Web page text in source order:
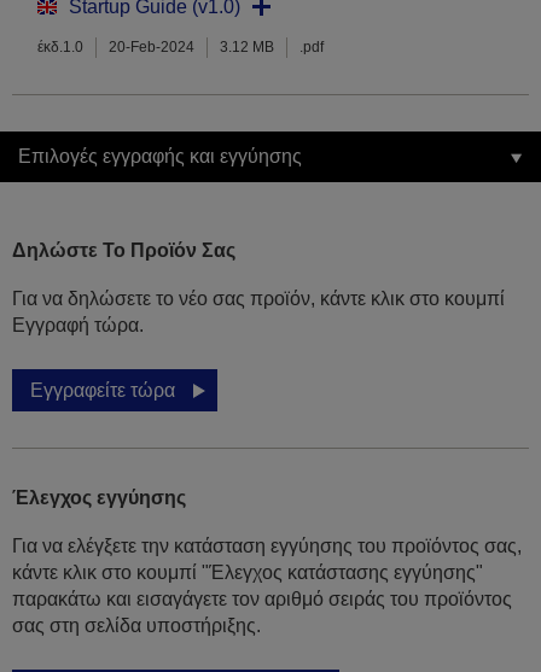
Startup Guide (v1.0)
έκδ.1.0 20-Feb-2024 3.12 MB .pdf
Επιλογές εγγραφής και εγγύησης
Δηλώστε Το Προϊόν Σας
Για να δηλώσετε το νέο σας προϊόν, κάντε κλικ στο κουμπί
Εγγραφή τώρα.
Εγγραφείτε τώρα
Έλεγχος εγγύησης
Για να ελέγξετε την κατάσταση εγγύησης του προϊόντος σας,
κάντε κλικ στο κουμπί "Έλεγχος κατάστασης εγγύησης"
παρακάτω και εισαγάγετε τον αριθμό σειράς του προϊόντος
σας στη σελίδα υποστήριξης.